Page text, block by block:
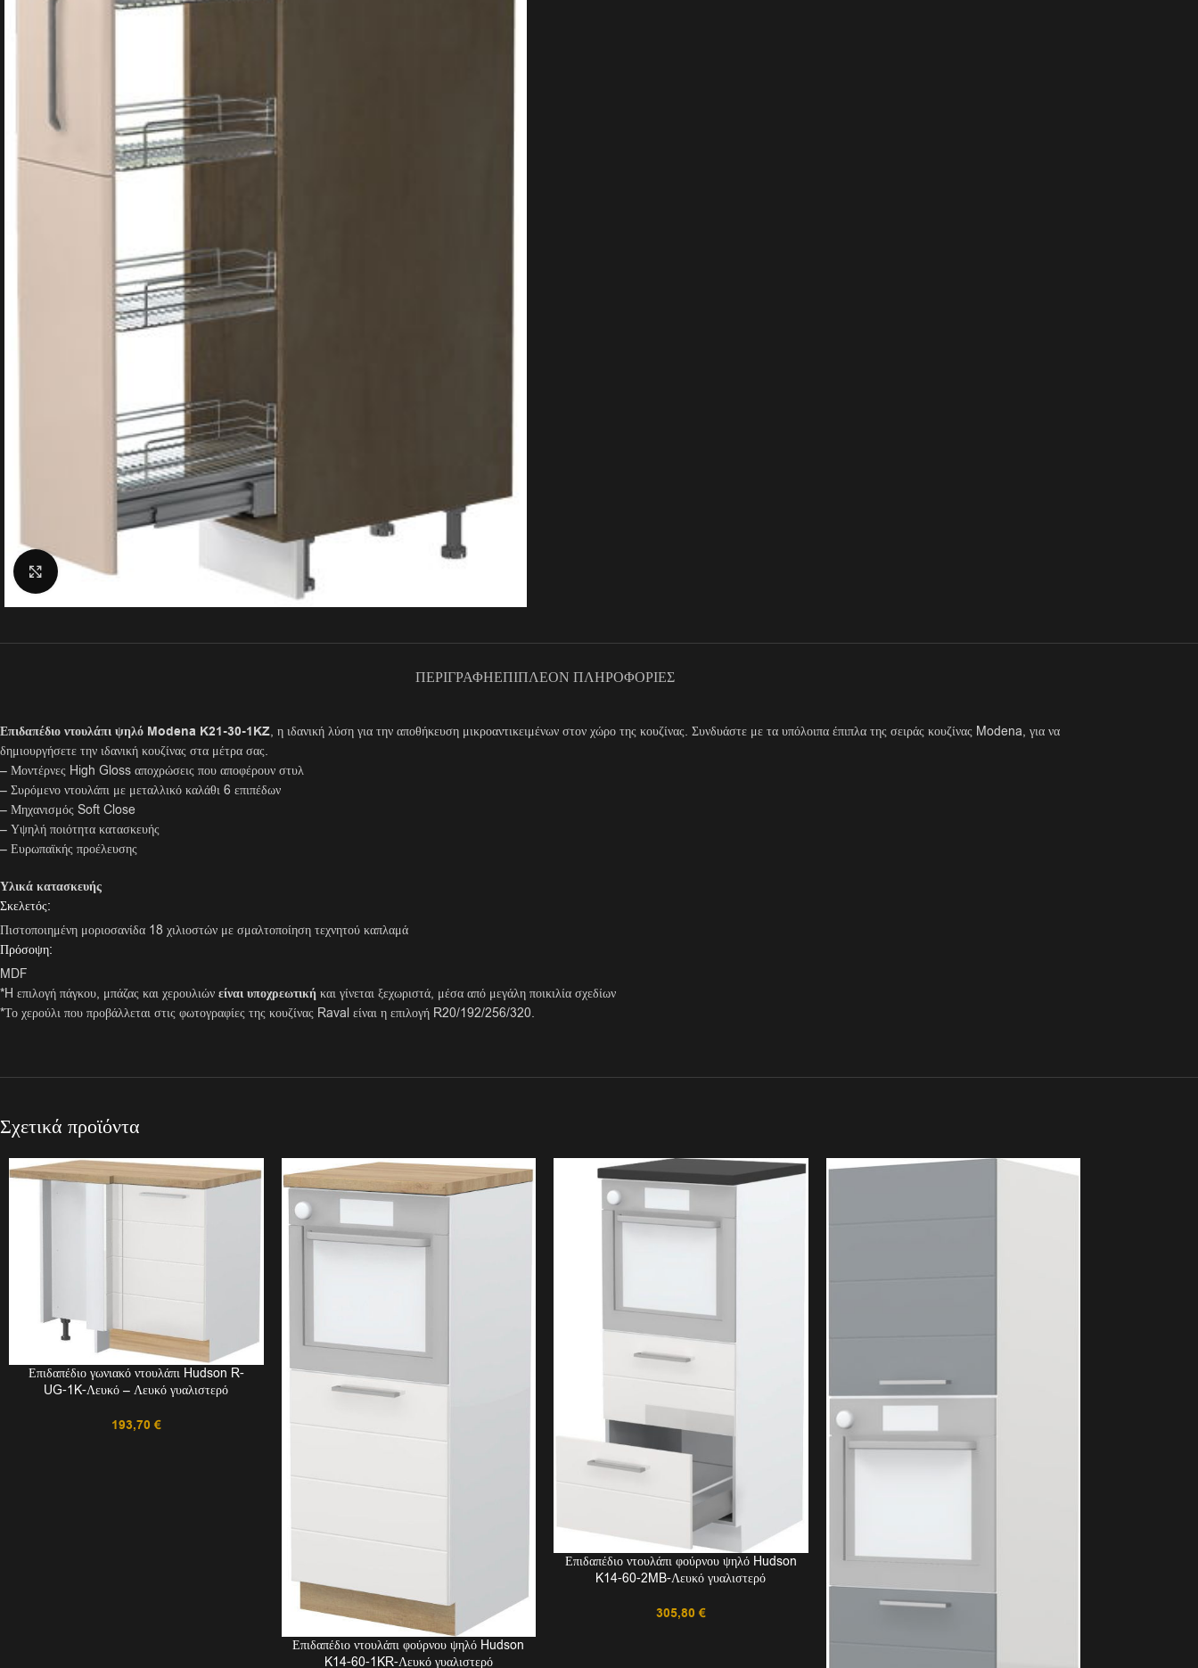
Click to enlarge
ΠΕΡΙΓΡΑΦΉΕΠΙΠΛΈΟΝ ΠΛΗΡΟΦΟΡΊΕΣ
Επιδαπέδιο ντουλάπι ψηλό Modena K21-30-1KZ, η ιδανική λύση για την αποθήκευση μικροαντικειμένων στον χώρο της κουζίνας. Συνδυάστε με τα υπόλοιπα έπιπλα της σειράς κουζίνας Modena, για να
δημιουργήσετε την ιδανική κουζίνας στα μέτρα σας.
– Μοντέρνες High Gloss αποχρώσεις που αποφέρουν στυλ
– Συρόμενο ντουλάπι με μεταλλικό καλάθι 6 επιπέδων
– Μηχανισμός Soft Close
– Υψηλή ποιότητα κατασκευής
– Ευρωπαϊκής προέλευσης
Υλικά κατασκευής
Σκελετός:
Πιστοποιημένη μοριοσανίδα 18 χιλιοστών με σμαλτοποίηση τεχνητού καπλαμά
Πρόσοψη:
MDF
*H επιλογή πάγκου, μπάζας και χερουλιών είναι υποχρεωτική και γίνεται ξεχωριστά, μέσα από μεγάλη ποικιλία σχεδίων
*Το χερούλι που προβάλλεται στις φωτογραφίες της κουζίνας Raval είναι η επιλογή R20/192/256/320.
Σχετικά προϊόντα
Επιδαπέδιο γωνιακό ντουλάπι Hudson R-
UG-1K-Λευκό – Λευκό γυαλιστερό
193,70 €
Επιδαπέδιο ντουλάπι φούρνου ψηλό Hudson
K14-60-1KR-Λευκό γυαλιστερό
Επιδαπέδιο ντουλάπι φούρνου ψηλό Hudson
K14-60-2MB-Λευκό γυαλιστερό
305,80 €